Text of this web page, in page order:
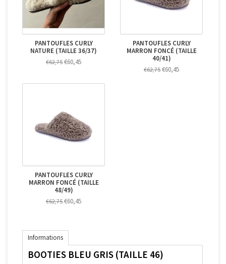
PANTOUFLES CURLY
NATURE (TAILLE 36/37)
€62,75 €60,45
PANTOUFLES CURLY
MARRON FONCÉ (TAILLE
40/41)
€62,75 €60,45
PANTOUFLES CURLY
MARRON FONCÉ (TAILLE
48/49)
€62,75 €60,45
Informations
BOOTIES BLEU GRIS (TAILLE 46)